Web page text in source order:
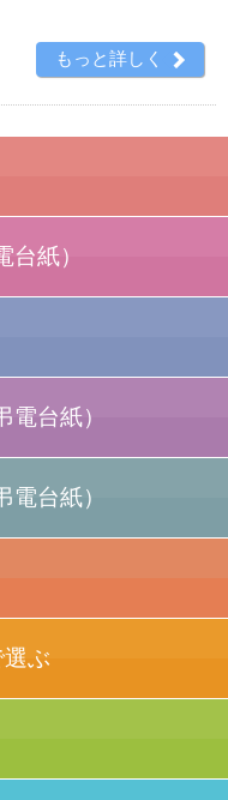
もっと詳しく
たて電報
トーン電報
電報
台紙）
ーブーケ ＋台紙
るみ＋台紙
繍電報
電台紙）
にお菓子付き）
電台紙）
ぶ